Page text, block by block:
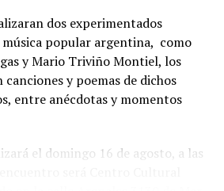
dos experimentados
popular argentina, como
y Mario Triviño Montiel, los
y poemas de dichos
entre anécdotas y momentos
el domingo 16 de agosto, a las